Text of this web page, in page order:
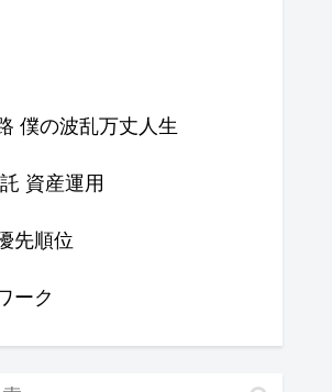
僕の波乱万丈人生
資産運用
先順位
ーク